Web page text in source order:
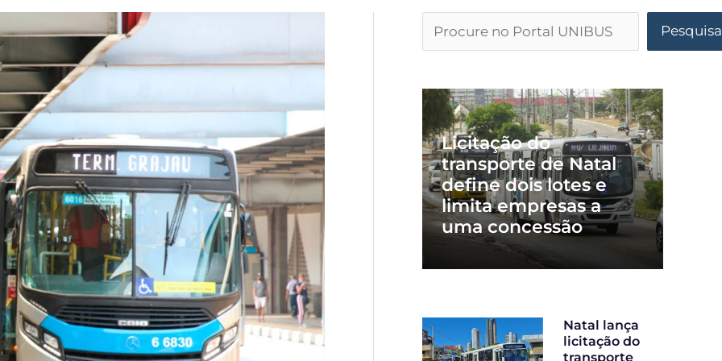
Licitação do
transporte de Natal
define dois lotes e
limita empresas a
uma concessão
Natal lança
licitação do
transporte